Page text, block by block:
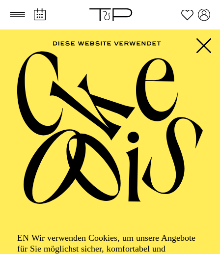
Zum Hauptinhalt springen Zum Footer springen
EN Wir verwenden Cookies, um unsere Angebote
für Sie möglichst sicher, komfortabel und
FILTER
SEPTEMBER 2026
PHILHARMONIE ESSEN
Friday
04.09.2026
20:00 - 23:00
Alfried Krupp Saal
Organiser: Theater-, Konzert- u. Gastspieldirektion OTTO
HOFNER GMBH